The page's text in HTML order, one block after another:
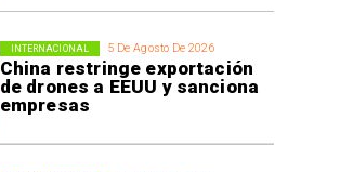
5 De Agosto De 2026
China restringe exportación
de drones a EEUU y sanciona
empresas
INTERNACIONAL